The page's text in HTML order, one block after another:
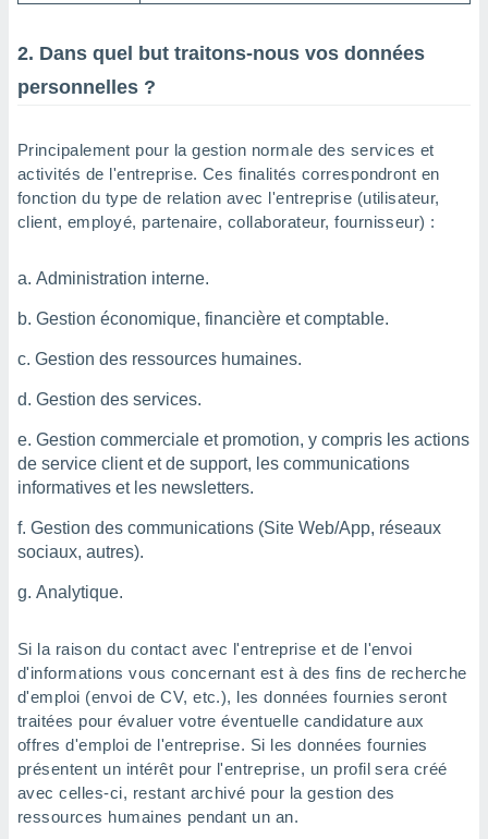
du
en
votre
en
de
web.
les
de
vous
à
notre
2. Dans quel but traitons-nous vos données
personnelles ?
Principalement pour la gestion normale des services et
activités de l'entreprise. Ces finalités correspondront en
fonction du type de relation avec l'entreprise (utilisateur,
client, employé, partenaire, collaborateur, fournisseur) :
Administration interne.
Gestion économique, financière et comptable.
Gestion des ressources humaines.
Gestion des services.
Gestion commerciale et promotion, y compris les actions
de service client et de support, les communications
informatives et les newsletters.
Gestion des communications (Site Web/App, réseaux
sociaux, autres).
Analytique.
Si la raison du contact avec l'entreprise et de l'envoi
d'informations vous concernant est à des fins de recherche
d'emploi (envoi de CV, etc.), les données fournies seront
traitées pour évaluer votre éventuelle candidature aux
offres d'emploi de l'entreprise. Si les données fournies
présentent un intérêt pour l'entreprise, un profil sera créé
avec celles-ci, restant archivé pour la gestion des
ressources humaines pendant un an.